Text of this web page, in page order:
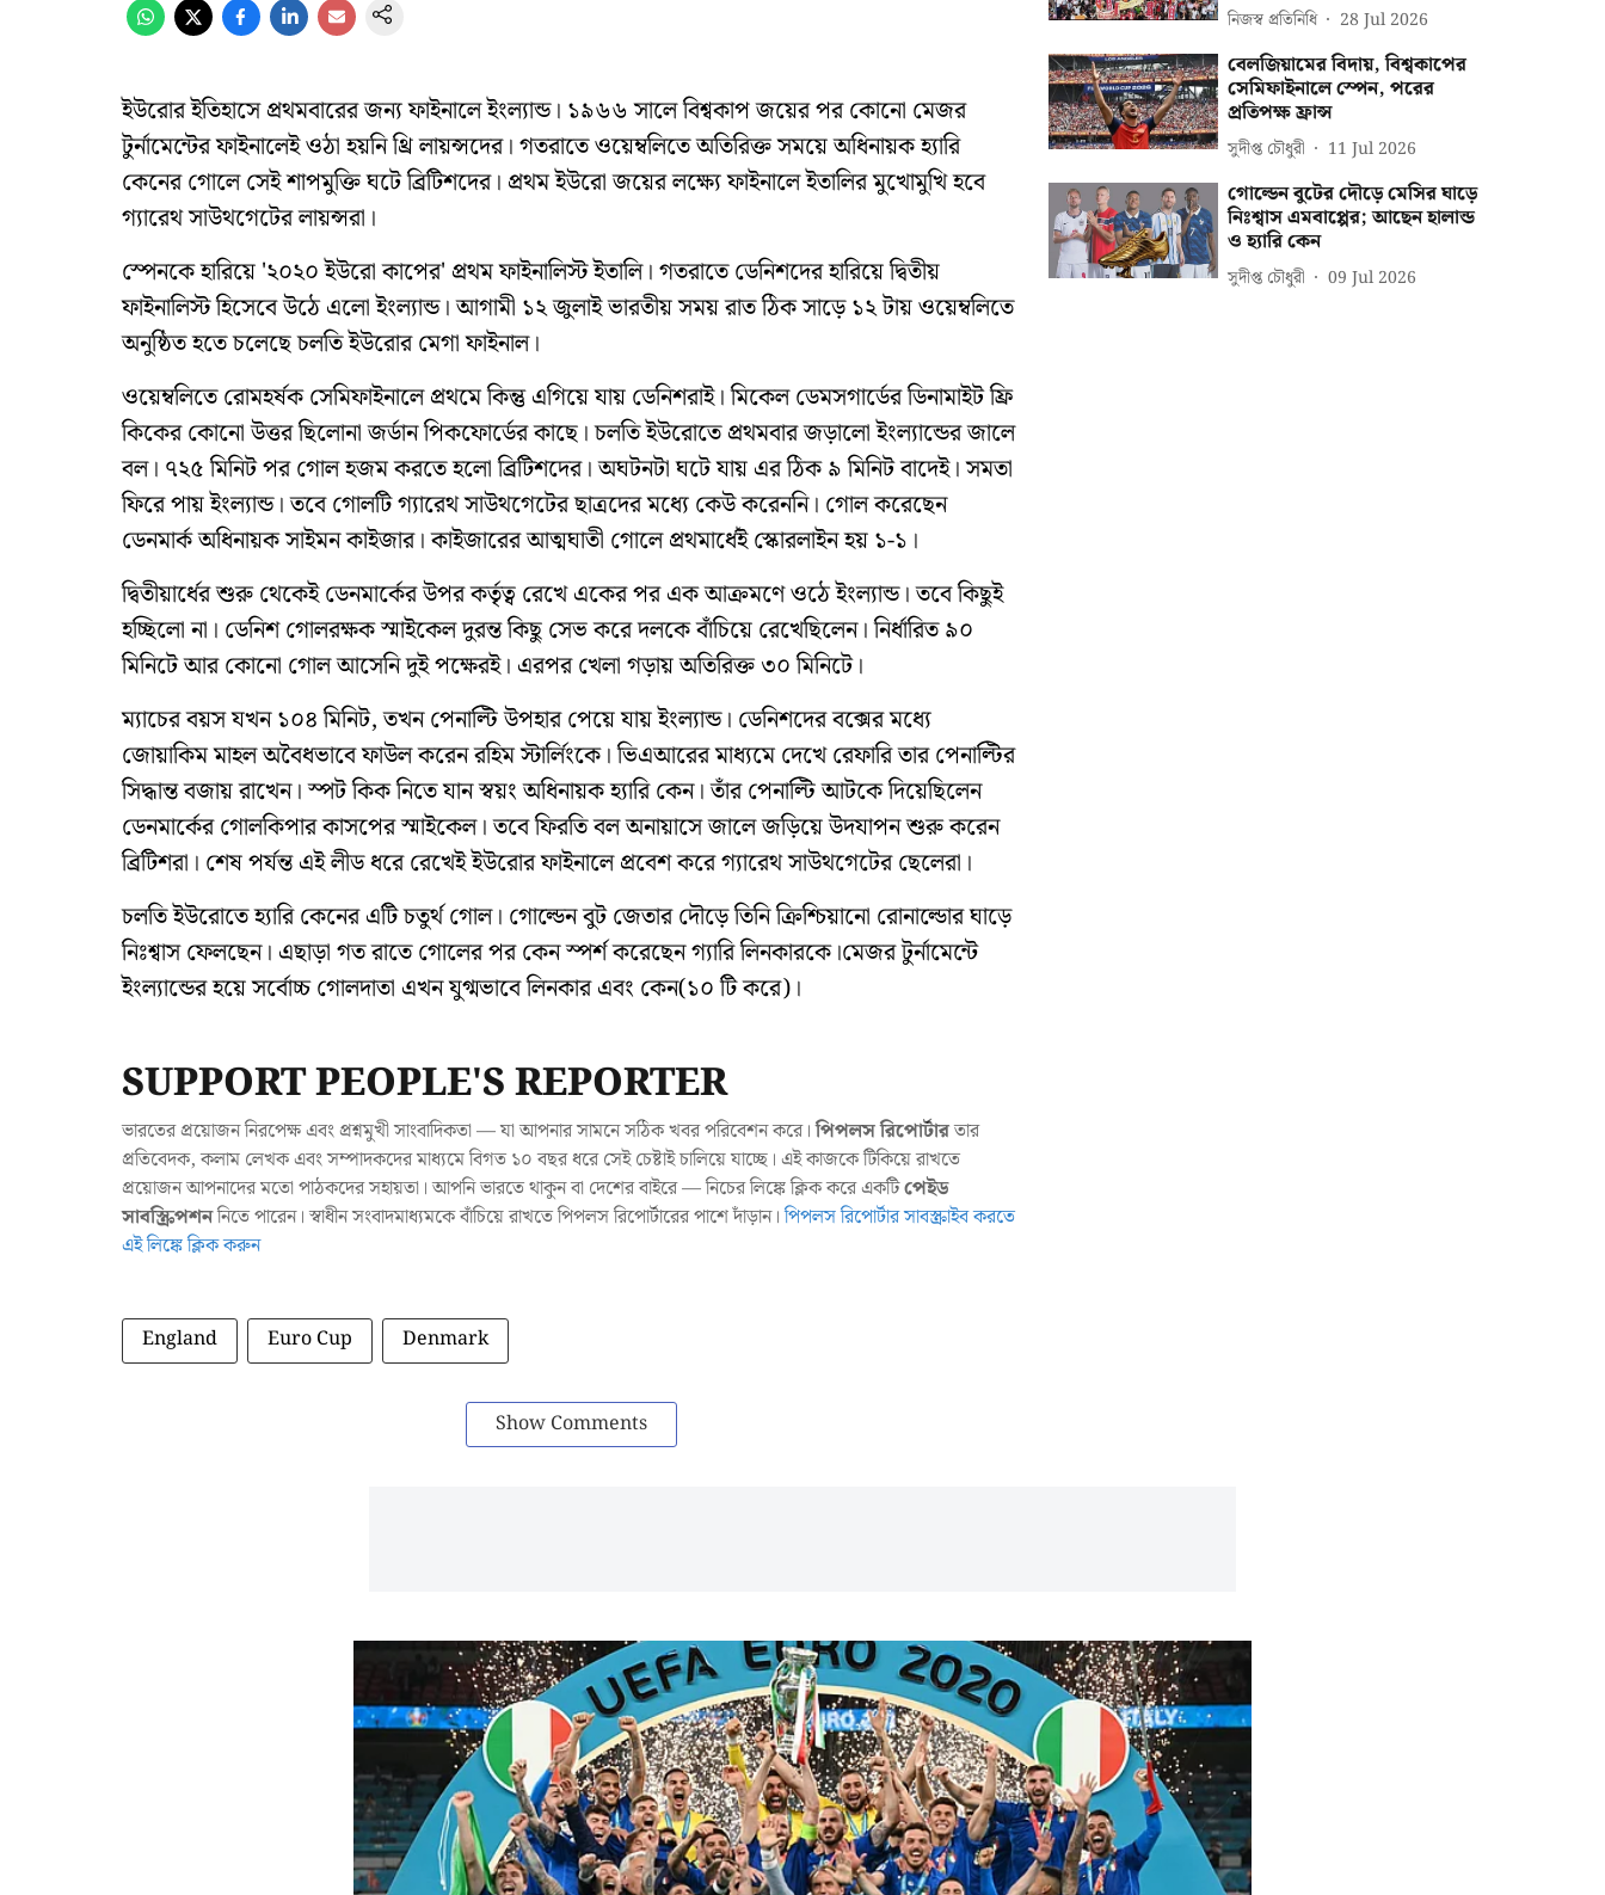
ইউরোর ইতিহাসে প্রথমবারের জন্য ফাইনালে ইংল্যান্ড। ১৯৬৬ সালে বিশ্বকাপ জয়ের পর কোনো মেজর
টুর্নামেন্টের ফাইনালেই ওঠা হয়নি থ্রি লায়ন্সদের। গতরাতে ওয়েম্বলিতে অতিরিক্ত সময়ে অধিনায়ক হ্যারি
কেনের গোলে সেই শাপমুক্তি ঘটে ব্রিটিশদের। প্রথম ইউরো জয়ের লক্ষ্যে ফাইনালে ইতালির মুখোমুখি হবে
গ্যারেথ সাউথগেটের লায়ন্সরা।
স্পেনকে হারিয়ে '২০২০ ইউরো কাপের' প্রথম ফাইনালিস্ট ইতালি। গতরাতে ডেনিশদের হারিয়ে দ্বিতীয়
ফাইনালিস্ট হিসেবে উঠে এলো ইংল্যান্ড। আগামী ১২ জুলাই ভারতীয় সময় রাত ঠিক সাড়ে ১২ টায় ওয়েম্বলিতে
অনুষ্ঠিত হতে চলেছে চলতি ইউরোর মেগা ফাইনাল।
ওয়েম্বলিতে রোমহর্ষক সেমিফাইনালে প্রথমে কিন্তু এগিয়ে যায় ডেনিশরাই। মিকেল ডেমসগার্ডের ডিনামাইট ফ্রি
কিকের কোনো উত্তর ছিলোনা জর্ডান পিকফোর্ডের কাছে। চলতি ইউরোতে প্রথমবার জড়ালো ইংল্যান্ডের জালে
বল। ৭২৫ মিনিট পর গোল হজম করতে হলো ব্রিটিশদের। অঘটনটা ঘটে যায় এর ঠিক ৯ মিনিট বাদেই। সমতা
ফিরে পায় ইংল্যান্ড। তবে গোলটি গ্যারেথ সাউথগেটের ছাত্রদের মধ্যে কেউ করেননি। গোল করেছেন
ডেনমার্ক অধিনায়ক সাইমন কাইজার। কাইজারের আত্মঘাতী গোলে প্রথমার্ধেই স্কোরলাইন হয় ১-১।
দ্বিতীয়ার্ধের শুরু থেকেই ডেনমার্কের উপর কর্তৃত্ব রেখে একের পর এক আক্রমণে ওঠে ইংল্যান্ড। তবে কিছুই
হচ্ছিলো না। ডেনিশ গোলরক্ষক স্মাইকেল দুরন্ত কিছু সেভ করে দলকে বাঁচিয়ে রেখেছিলেন। নির্ধারিত ৯০
মিনিটে আর কোনো গোল আসেনি দুই পক্ষেরই। এরপর খেলা গড়ায় অতিরিক্ত ৩০ মিনিটে।
ম্যাচের বয়স যখন ১০৪ মিনিট, তখন পেনাল্টি উপহার পেয়ে যায় ইংল্যান্ড। ডেনিশদের বক্সের মধ্যে
জোয়াকিম মাহল অবৈধভাবে ফাউল করেন রহিম স্টার্লিংকে। ভিএআরের মাধ্যমে দেখে রেফারি তার পেনাল্টির
সিদ্ধান্ত বজায় রাখেন। স্পট কিক নিতে যান স্বয়ং অধিনায়ক হ্যারি কেন। তাঁর পেনাল্টি আটকে দিয়েছিলেন
ডেনমার্কের গোলকিপার কাসপের স্মাইকেল। তবে ফিরতি বল অনায়াসে জালে জড়িয়ে উদযাপন শুরু করেন
ব্রিটিশরা। শেষ পর্যন্ত এই লীড ধরে রেখেই ইউরোর ফাইনালে প্রবেশ করে গ্যারেথ সাউথগেটের ছেলেরা।
চলতি ইউরোতে হ্যারি কেনের এটি চতুর্থ গোল। গোল্ডেন বুট জেতার দৌড়ে তিনি ক্রিশ্চিয়ানো রোনাল্ডোর ঘাড়ে
নিঃশ্বাস ফেলছেন। এছাড়া গত রাতে গোলের পর কেন স্পর্শ করেছেন গ্যারি লিনকারকে।মেজর টুর্নামেন্টে
ইংল্যান্ডের হয়ে সর্বোচ্চ গোলদাতা এখন যুগ্মভাবে লিনকার এবং কেন(১০ টি করে)।
SUPPORT PEOPLE'S REPORTER
ভারতের প্রয়োজন নিরপেক্ষ এবং প্রশ্নমুখী সাংবাদিকতা — যা আপনার সামনে সঠিক খবর পরিবেশন করে।পিপলস রিপোর্টারতার
প্রতিবেদক, কলাম লেখক এবং সম্পাদকদের মাধ্যমে বিগত ১০ বছর ধরে সেই চেষ্টাই চালিয়ে যাচ্ছে। এই কাজকে টিকিয়ে রাখতে
প্রয়োজন আপনাদের মতো পাঠকদের সহায়তা। আপনি ভারতে থাকুন বা দেশের বাইরে — নিচের লিঙ্কে ক্লিক করে একটিপেইড
সাবস্ক্রিপশননিতে পারেন। স্বাধীন সংবাদমাধ্যমকে বাঁচিয়ে রাখতে পিপলস রিপোর্টারের পাশে দাঁড়ান।পিপলস রিপোর্টার সাবস্ক্রাইব করতে
এই লিঙ্কে ক্লিক করুন
England Euro Cup Denmark
Show Comments
নিজস্ব প্রতিনিধি 28 Jul 2026
বেলজিয়ামের বিদায়, বিশ্বকাপের
সেমিফাইনালে স্পেন, পরের
প্রতিপক্ষ ফ্রান্স
সুদীপ্ত চৌধুরী 11 Jul 2026
গোল্ডেন বুটের দৌড়ে মেসির ঘাড়ে
নিঃশ্বাস এমবাপ্পের; আছেন হালান্ড
ও হ্যারি কেন
সুদীপ্ত চৌধুরী 09 Jul 2026